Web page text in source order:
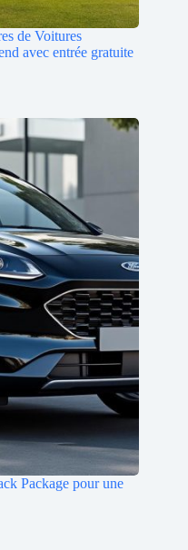
de Voitures
avec entrée gratuite
Package pour une